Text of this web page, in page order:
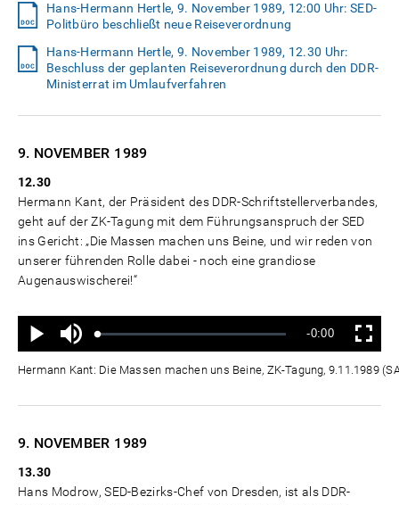
Hans-Hermann Hertle, 9. November 1989, 12:00 Uhr: SED-
Politbüro beschließt neue Reiseverordnung
Hans-Hermann Hertle, 9. November 1989, 12.30 Uhr:
Beschluss der geplanten Reiseverordnung durch den DDR-
Ministerrat im Umlaufverfahren
9. NOVEMBER 1989
12.30
Hermann Kant, der Präsident des DDR-Schriftstellerverbandes,
geht auf der ZK-Tagung mit dem Führungsanspruch der SED
ins Gericht: „Die Massen machen uns Beine, und wir reden von
unserer führenden Rolle dabei - noch eine grandiose
Augenauswischerei!“
Wiedergabe
Ton
aus
Geladen:
Status:
Verbleibende
Zeit
-0:00 Vollbild
Hermann Kant: Die Massen machen uns Beine, ZK-Tagung, 9.11.1989
9. NOVEMBER 1989
13.30
Hans Modrow, SED-Bezirks-Chef von Dresden, ist als DDR-